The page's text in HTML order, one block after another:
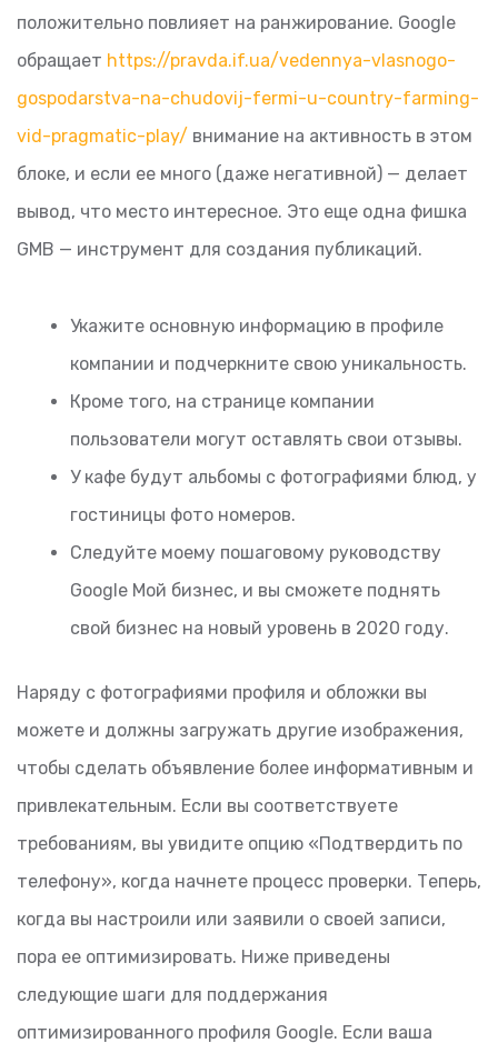
положительно повлияет на ранжирование. Google
обращает https://pravda.if.ua/vedennya-vlasnogo-
gospodarstva-na-chudovij-fermi-u-country-farming-
vid-pragmatic-play/ внимание на активность в этом
блоке, и если ее много (даже негативной) — делает
вывод, что место интересное. Это еще одна фишка
GMB — инструмент для создания публикаций.
Укажите основную информацию в профиле
компании и подчеркните свою уникальность.
Кроме того, на странице компании
пользователи могут оставлять свои отзывы.
У кафе будут альбомы с фотографиями блюд, у
гостиницы фото номеров.
Следуйте моему пошаговому руководству
Google Мой бизнес, и вы сможете поднять
свой бизнес на новый уровень в 2020 году.
Наряду с фотографиями профиля и обложки вы
можете и должны загружать другие изображения,
чтобы сделать объявление более информативным и
привлекательным. Если вы соответствуете
требованиям, вы увидите опцию «Подтвердить по
телефону», когда начнете процесс проверки. Теперь,
когда вы настроили или заявили о своей записи,
пора ее оптимизировать. Ниже приведены
следующие шаги для поддержания
оптимизированного профиля Google. Если ваша